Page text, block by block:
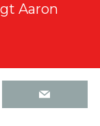
Aaron